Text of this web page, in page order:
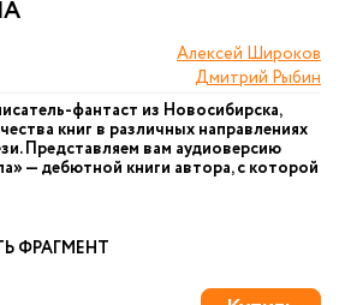
Алексей Широков
Дмитрий Рыбин
фантаст из Новосибирска,
книг в различных направлениях
Представляем вам аудиоверсию
— дебютной книги автора, с которой
ФРАГМЕНТ